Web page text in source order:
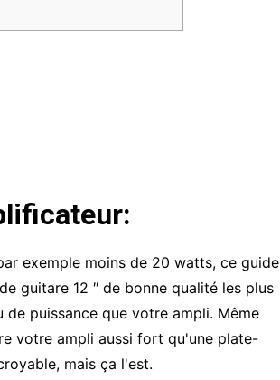
exemple moins de 20 watts, ce guide
guitare 12 ″ de bonne qualité les plus
puissance que votre ampli. Même
votre ampli aussi fort qu'une plate-
mais ça l'est.